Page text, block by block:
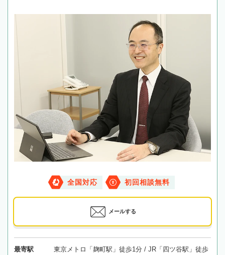
全国対応 初回相談無料
メールする
最寄駅
東京メトロ「麹町駅」徒歩1分 / JR「四ツ谷駅」徒歩